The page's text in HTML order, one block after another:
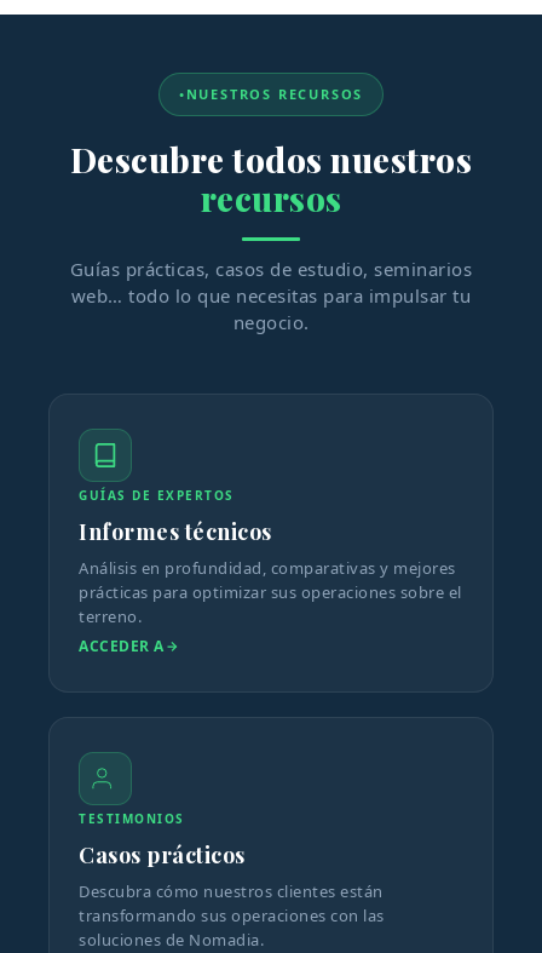
NUESTROS RECURSOS
Descubre todos nuestros
recursos
Guías prácticas, casos de estudio, seminarios
web… todo lo que necesitas para impulsar tu
negocio.
GUÍAS DE EXPERTOS
Informes técnicos
Análisis en profundidad, comparativas y mejores
prácticas para optimizar sus operaciones sobre el
terreno.
ACCEDER A
TESTIMONIOS
Casos prácticos
Descubra cómo nuestros clientes están
transformando sus operaciones con las
soluciones de Nomadia.